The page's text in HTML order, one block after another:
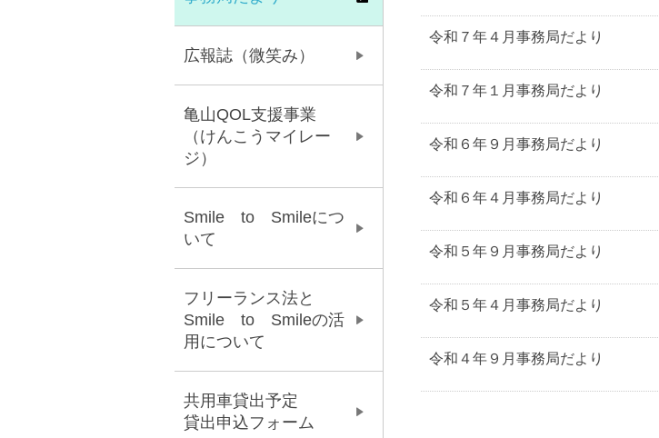
令和７年４月事務局だより
令和７年１月事務局だより
令和６年９月事務局だより
令和６年４月事務局だより
令和５年９月事務局だより
令和５年４月事務局だより
令和４年９月事務局だより
広報誌（微笑み）
亀山QOL支援事業
（けんこうマイレー
ジ）
Smile to Smileにつ
いて
フリーランス法と
Smile to Smileの活
用について
共用車貸出予定
貸出申込フォーム